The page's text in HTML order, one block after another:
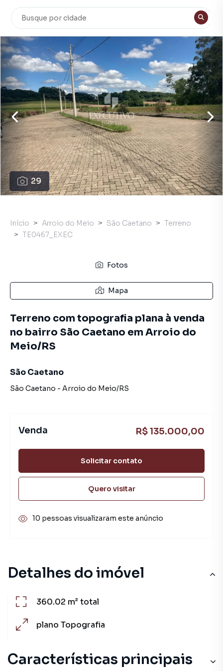
29
Detalhes do imóvel
360.02 m²total
plano Topografia
Características principais
Início Arroio do Meio São Caetano
Terreno
TE0467_EXEC
Fotos
Mapa
Terreno com topografia plana à venda
no bairro São Caetano em Arroio do
Meio/RS
São Caetano
São Caetano - Arroio do Meio/RS
Venda R$ 135.000,00
Solicitar contato
Quero visitar
10 pessoas visualizaram este anúncio